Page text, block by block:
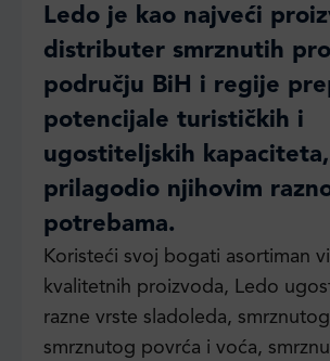
Ledo je kao najveći
distributer smrznutih
području BiH i regije
potencijale turističkih i
ugostiteljskih
prilagodio njihovim
potrebama.
Koristeći svoj bogati asortiman
kvalitetnih proizvoda, Ledo
razne vrste sladoleda,
smrznutog povrća i voća,